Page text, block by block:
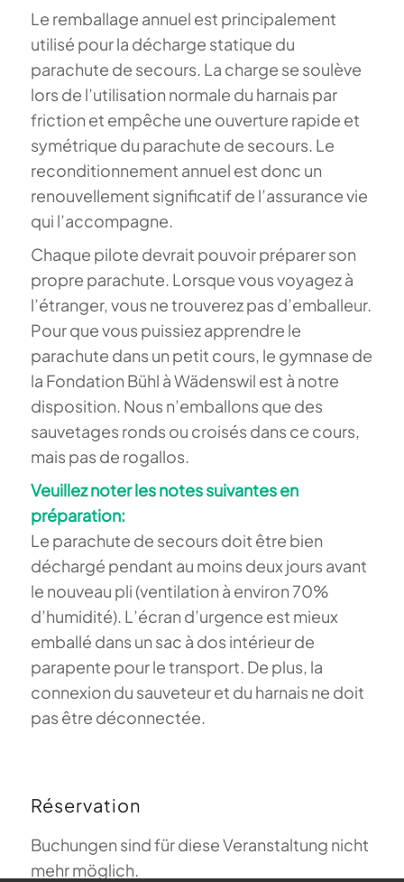
Le remballage annuel est principalement
utilisé pour la décharge statique du
parachute de secours. La charge se soulève
lors de l’utilisation normale du harnais par
friction et empêche une ouverture rapide et
symétrique du parachute de secours. Le
reconditionnement annuel est donc un
renouvellement significatif de l’assurance vie
qui l’accompagne.
Chaque pilote devrait pouvoir préparer son
propre parachute. Lorsque vous voyagez à
l’étranger, vous ne trouverez pas d’emballeur.
Pour que vous puissiez apprendre le
parachute dans un petit cours, le gymnase de
la Fondation Bühl à Wädenswil est à notre
disposition. Nous n’emballons que des
sauvetages ronds ou croisés dans ce cours,
mais pas de rogallos.
Veuillez noter les notes suivantes en
préparation:
Le parachute de secours doit être bien
déchargé pendant au moins deux jours avant
le nouveau pli (ventilation à environ 70%
d’humidité). L’écran d’urgence est mieux
emballé dans un sac à dos intérieur de
parapente pour le transport. De plus, la
connexion du sauveteur et du harnais ne doit
pas être déconnectée.
Réservation
Buchungen sind für diese Veranstaltung nicht
mehr möglich.